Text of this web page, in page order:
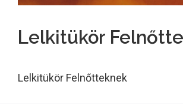
Lelkitükör
Lelkitükör Felnőtteknek